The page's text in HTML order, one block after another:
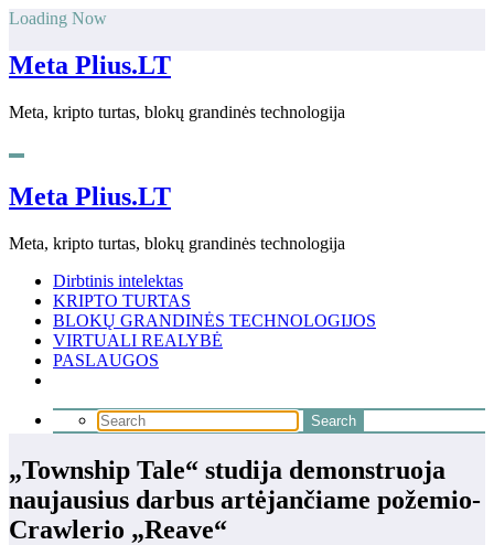
Skip
content
Loading Now
Meta Plius.LT
Meta, kripto turtas, blokų grandinės technologija
Meta Plius.LT
Meta, kripto turtas, blokų grandinės technologija
Dirbtinis intelektas
KRIPTO TURTAS
BLOKŲ GRANDINĖS TECHNOLOGIJOS
VIRTUALI REALYBĖ
PASLAUGOS
„Township Tale“ studija demonstruoja
naujausius darbus artėjančiame požemio-
Crawlerio „Reave“